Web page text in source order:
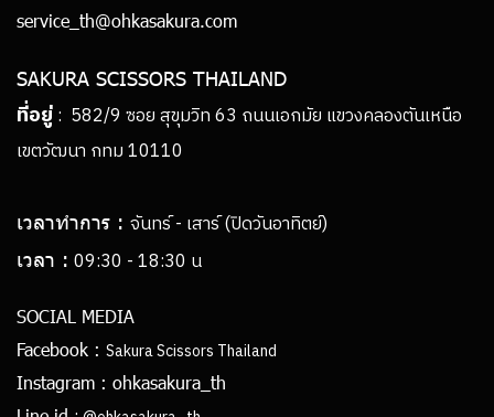
service_th@ohkasakura.com
SAKURA SCISSORS THAILAND
ที่อยู่: 582/9 ซอย สุขุมวิท 63 ถนนเอกมัย แขวงคลองตันเหนือ
เขตวัฒนา กทม 10110
เวลาทำการ : จันทร์ - เสาร์ (ปิดวันอาทิตย์)
เวลา : 09:30 - 18:30 น
SOCIAL MEDIA
Facebook : Sakura Scissors Thailand
Instagram : ohkasakura_th